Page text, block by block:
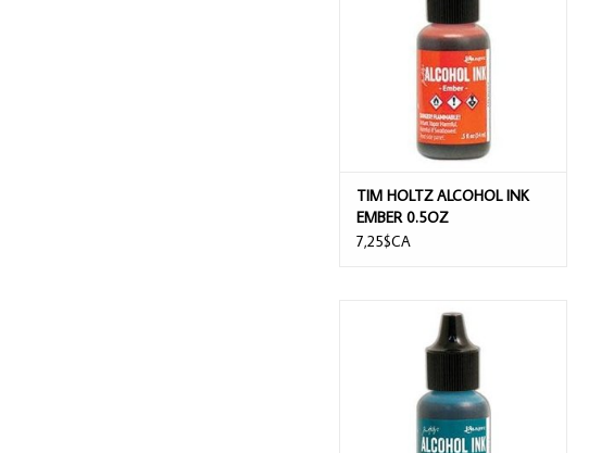
TIM HOLTZ ALCOHOL INK
EMBER 0.5OZ
7,25$CA
TIM HOLTZ ALCOHOL INK STREAM
0.5 OZ